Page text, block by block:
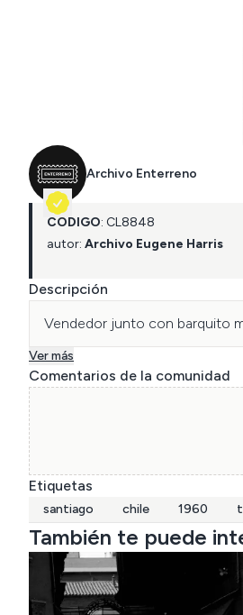
Archivo Enterreno
CÓDIGO: CL8848
autor: Archivo Eugene Harris
Descripción
Vendedor junto con barquito
Ver más
Comentarios de la comunidad
Etiquetas
santiago chile 1960
También te puede